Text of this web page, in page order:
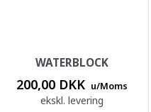
WATERBLOCK
200,00 DKK u/Moms
ekskl. levering